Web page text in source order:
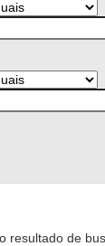
resultado de